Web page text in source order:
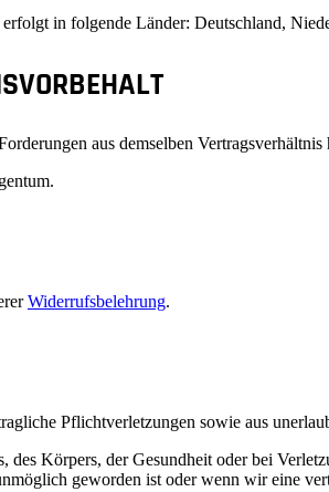
in folgende Länder: Deutschland,
aus demselben Vertragsverhältnis
Widerrufsbelehrung.
Pflichtverletzungen sowie aus
Körpers, der Gesundheit oder bei
geworden ist oder wenn wir eine